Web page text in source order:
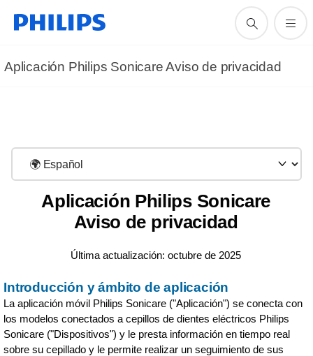
Aplicación Philips Sonicare Aviso de privacidad
Aplicación Philips Sonicare
Aviso de privacidad
Última actualización: octubre de 2025
Introducción y ámbito de aplicación
La aplicación móvil Philips Sonicare ("Aplicación") se conecta con
los modelos conectados a cepillos de dientes eléctricos Philips
Sonicare ("Dispositivos") y le presta información en tiempo real
sobre su cepillado y le permite realizar un seguimiento de sus